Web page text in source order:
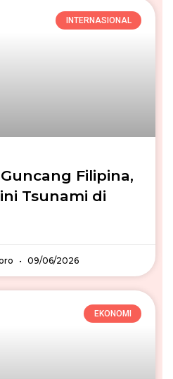
INTERNASIONAL
Filipina,
Tsunami di
09/06/2026
EKONOMI